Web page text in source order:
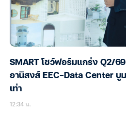
SMART โชว์ฟอร์มแกร่ง Q2/
อานิสงส์ EEC-Data Center บู
เท่า
12:34 น.